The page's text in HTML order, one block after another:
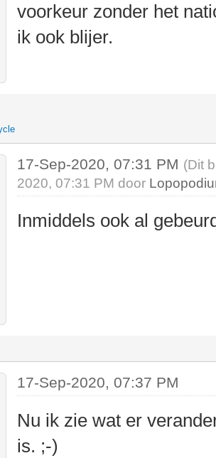
voorkeur zonder het
ik ook blijer.
17-Sep-2020, 07:31 PM (Dit
2020, 07:31 PM door
Inmiddels ook al
17-Sep-2020, 07:37 PM
Nu ik zie wat er
is. ;-)